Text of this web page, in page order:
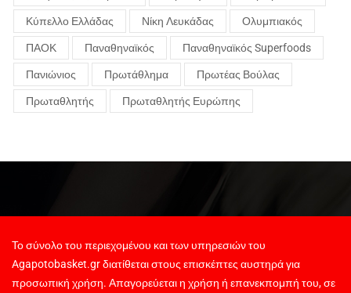
Κύπελλο Ελλάδας Νίκη Λευκάδας Ολυμπιακός
ΠΑΟΚ Παναθηναϊκός Παναθηναϊκός Superfoods
Πανιώνιος Πρωτάθλημα Πρωτέας Βούλας
Πρωταθλητής Πρωταθλητής Ευρώπης
Το σύνολο του περιεχομένου και των υπηρεσιών του
Agapotobasket.gr διατίθεται στους επισκέπτες αυστηρά για
προσωπική χρήση. Απαγορεύεται η χρήση ή επανεκπομπή του, σε